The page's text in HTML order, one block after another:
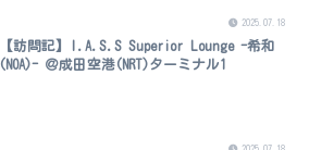
2025.07.18
【訪問記】I.A.S.S Superior Lounge -希和
(NOA)- ＠成田空港(NRT)ターミナル1